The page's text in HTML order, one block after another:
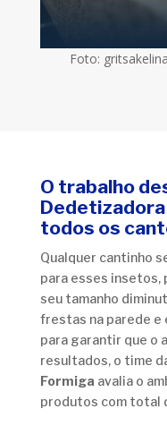
Foto:
O trabalho
Dedetizadora
todos os
Qualquer cantinho
para esses insetos,
seu tamanho
frestas na parede e
para garantir que o
resultados, o time
Formiga avalia o
produtos com total